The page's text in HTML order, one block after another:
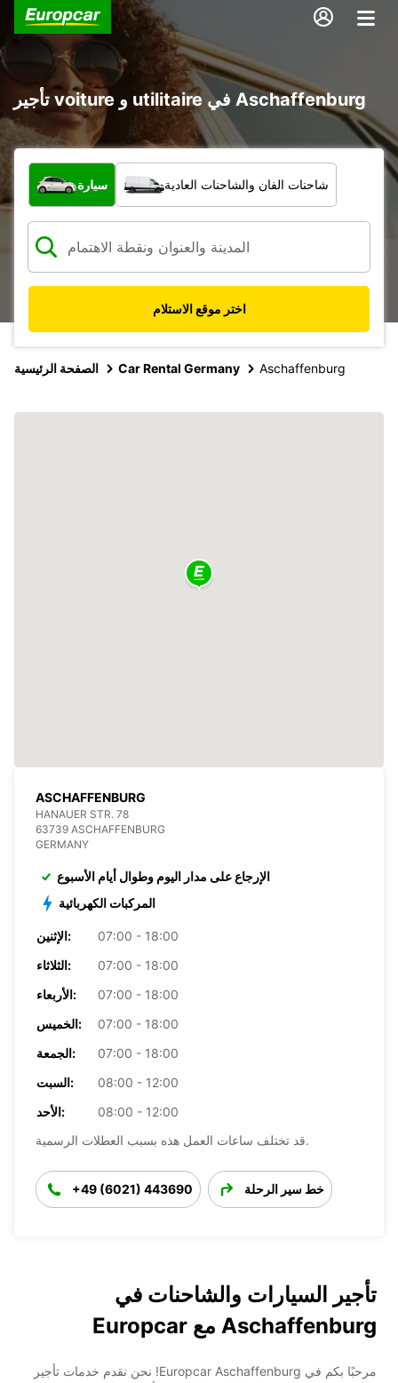
تأجير voiture و utilitaire في Aschaffenburg
ما نوع المركبة؟
سيارة شاحنات الفان والشاحنات العادية
اختر موقع الاستلام
الصفحة الرئيسية Car Rental Germany Aschaffenburg
ASCHAFFENBURG
HANAUER STR. 78
63739 ASCHAFFENBURG
GERMANY
الإرجاع على مدار اليوم وطوال أيام الأسبوع
المركبات الكهربائية
الإثنين:
07:00 - 18:00
الثلاثاء:
07:00 - 18:00
الأربعاء:
07:00 - 18:00
الخميس:
07:00 - 18:00
الجمعة:
07:00 - 18:00
السبت:
08:00 - 12:00
الأحد:
08:00 - 12:00
قد تختلف ساعات العمل هذه بسبب العطلات الرسمية.
+49 (6021) 443690 خط سير الرحلة
تأجير السيارات والشاحنات في
Aschaffenburg مع Europcar
مرحبًا بكم في Europcar Aschaffenburg! نحن نقدم خدمات تأجير